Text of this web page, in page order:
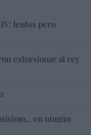
lentos pero
extorsionar al rey
en ningún